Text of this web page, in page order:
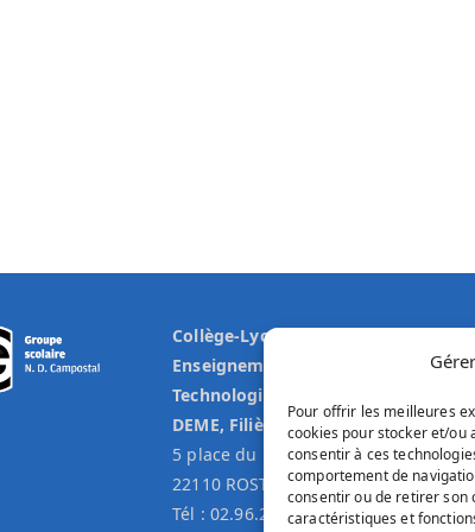
Pour offrir les meilleures
cookies pour stocker et/ou
consentir à ces
comportement de
consentir ou de retirer son
caractéristiques et
Collège-Lycée
Enseignement Général et
Technologique,
DEME, Filière ST2S
5 place du bourg Coz
22110 ROSTRENEN
Tél : 02.96.29.00.34